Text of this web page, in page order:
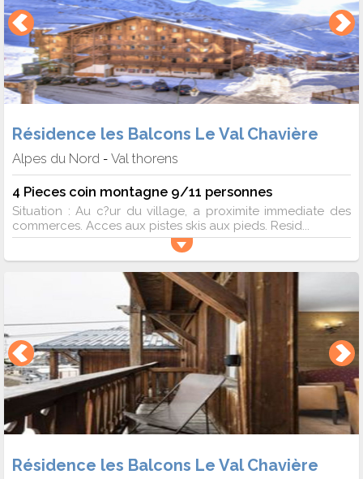
Résidence les Balcons Le Val Chavière
Alpes du Nord - Val thorens
4 Pieces coin montagne 9/11 personnes
Situation : Au c?ur du village, a proximite immediate des
commerces. Acces aux pistes skis aux pieds. Resid...
Résidence les Balcons Le Val Chavière